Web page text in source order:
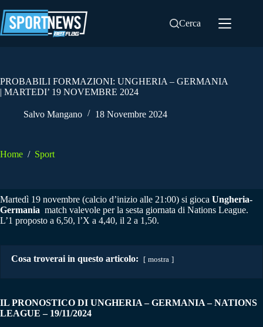
al
contenuto
Cerca
PROBABILI FORMAZIONI: UNGHERIA – GERMANIA
| MARTEDI’ 19 NOVEMBRE 2024
Salvo Mangano 18 Novembre 2024
Home / Sport
Martedì 19 novembre (calcio d’inizio alle 21:00) si gioca Ungheria-
Germania match valevole per la sesta giornata di Nations League.
L’1 proposto a 6,50, l’X a 4,40, il 2 a 1,50.
Cosa troverai in questo articolo: mostra
IL PRONOSTICO DI UNGHERIA – GERMANIA – NATIONS
LEAGUE – 19/11/2024